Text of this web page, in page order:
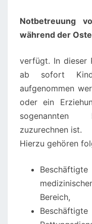
Notbetreuung
während der
verfügt. In dieser
ab sofort
aufgenommen
oder ein
sogenannten
zuzurechnen ist.
Hierzu gehören
Bereich,